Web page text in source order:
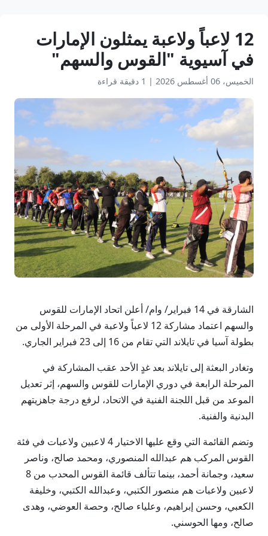
12 لاعباً ولاعبة يمثلون الإمارات
في آسيوية "القوس والسهم"
الخميس، 06 أغسطس 2026 | 1 دقيقة قراءة
الشارقة في 14 فبراير/ وام/ أعلن اتحاد الإمارات للقوس
والسهم اعتماد مشاركة 12 لاعباً ولاعبة في المرحلة الأولى من
بطولة آسيا في تايلاند التي تقام من 16 إلى 23 فبراير الجاري.
وتغادر البعثة إلى تايلاند بعد غدٍ الأحد عقب المشاركة في
المرحلة الرابعة في دوري الإمارات للقوس والسهم، إثر تعديل
الموعد من قبل اللجنة الفنية في الاتحاد، لرفع درجة جاهزيتهم
البدنية والفنية.
وتضم القائمة التي وقع عليها الاختيار 4 لاعبين ولاعبات في فئة
القوس المركب هم عبدالله المنصوري، ومحمد صالح، وناصر
سعيد، وجمانة أحمد، بينما تتألف قائمة القوس المحدب من 8
لاعبين ولاعبات هم منصور الكتبي، وعبدالله الكتبي، وخليفة
الكعبي، وحسن إبراهيم، وعلياء صالح، وحصة العوضي، وهدى
صالح، ومها الحوسني.